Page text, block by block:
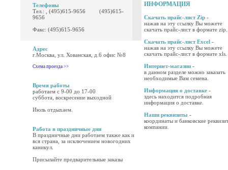
Телефоны
Тел.: , (495)615-9656 (495)615-
9656
Факс: (495)615-9656
Адрес
г.Москва, ул. Хованская, д.6 офис №8
Схема проезда >>
Время работы
работаем с 9-00 до 17-00
суббота, воскресение выходной
Июль отдыхаем.
Работа в праздничные дни
В праздничные дни работаем также как и
вся страна, за исключением новогодних
каникул.
Присылайте предварительные заказы
ИНФОРМАЦИЯ
Скачать прайс-лист Zip -
нажав на эту ссылку Вы можете
скачать прайс-лист в формате zip.
Скачать прайс-лист Excel -
нажав на эту ссылку Вы можете
скачать прайс-лист в формате xls.
Интернет-магазин -
в данном разделе можно заказать
необходимые Вам семена.
Информация о доставке -
здесь находится подробная
информация о доставке.
Наши реквизиты -
координаты и банковские
компании.